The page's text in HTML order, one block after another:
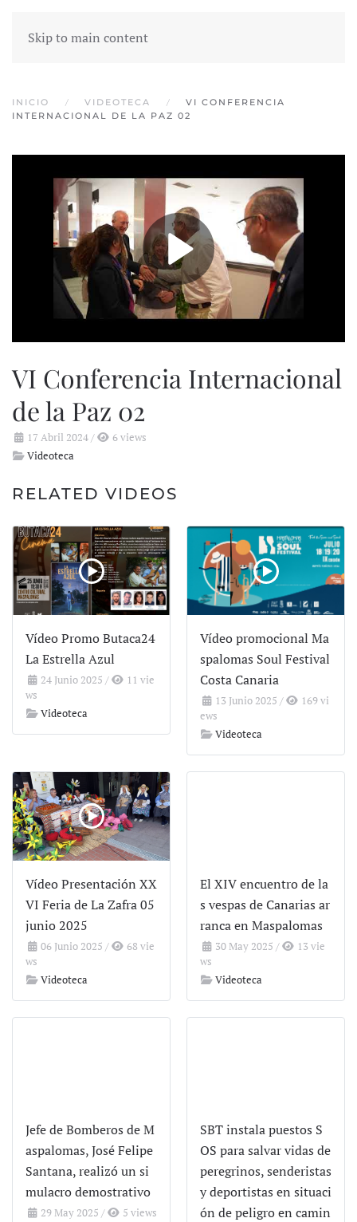
Skip to main content
INICIO VIDEOTECA
VI CONFERENCIA
INTERNACIONAL DE LA PAZ 02
VI Conferencia Internacional
de la Paz 02
17 Abril 2024/
6 views
Videoteca
RELATED VIDEOS
Vídeo Promo Butaca24
La Estrella Azul
24 Junio 2025 /
11 vie
ws
Videoteca
Vídeo promocional Ma
spalomas Soul Festival
Costa Canaria
13 Junio 2025 /
169 vi
ews
Videoteca
Vídeo Presentación XX
VI Feria de La Zafra 05
junio 2025
06 Junio 2025 /
68 vie
ws
Videoteca
El XIV encuentro de la
s vespas de Canarias ar
ranca en Maspalomas
30 May 2025 /
13 vie
ws
Videoteca
Jefe de Bomberos de M
aspalomas, José Felipe
Santana, realizó un si
mulacro demostrativo
29 May 2025 /
5 views
SBT instala puestos S
OS para salvar vidas de
peregrinos, senderistas
y deportistas en situaci
ón de peligro en camin